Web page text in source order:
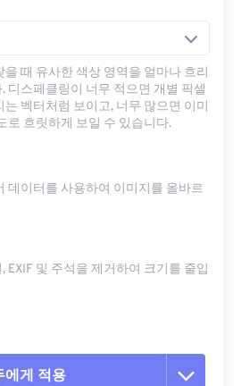
때 유사한 색상 영역을 얼마나 흐리
디스페클링이 너무 적으면 개별 픽셀
벡터처럼 보이고, 너무 많으면 이미
로 흐릿하게 보일 수 있습니다.
데이터를 사용하여 이미지를 올바르
EXIF ​​및 주석을 제거하여 크기를 줄입
에게 적용